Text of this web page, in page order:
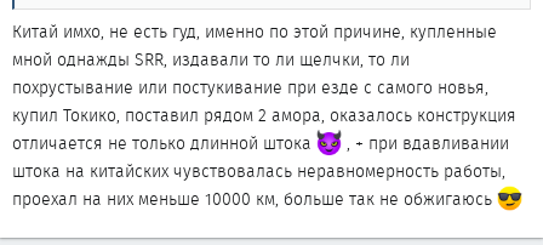
брал рожковый ключ, упирался им в шток и своей массой давил
в низ..
Просто рукой не реально прокачать.
Китай имхо, не есть гуд, именно по этой причине, купленные
мной однажды SRR, издавали то ли щелчки, то ли
похрустывание или постукивание при езде с самого новья,
купил Токико, поставил рядом 2 амора, оказалось конструкция
отличается не только длинной штока
, + при вдавливании
штока на китайских чувствовалась неравномерность работы,
проехал на них меньше 10000 км, больше так не обжигаюсь